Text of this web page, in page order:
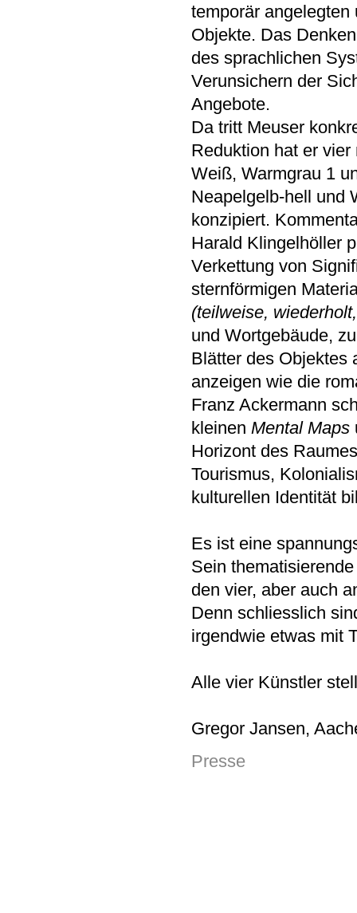
temporär
Objekte. Das
des sprachlichen
Verunsichern der
Angebote.
Da tritt Meuser
Reduktion hat er
Weiß, Warmgrau 1
Neapelgelb-hell und
konzipiert.
Harald Klingelhöller
Verkettung von
sternförmigen
(teilweise,
und Wortgebäude,
Blätter des Objektes
anzeigen wie die
Franz Ackermann
kleinen Mental Maps
Horizont des
Tourismus,
kulturellen Identität
Es ist eine
Sein
den vier, aber auch
Denn schliesslich
irgendwie etwas mit
Alle vier Künstler
Gregor Jansen,
Presse